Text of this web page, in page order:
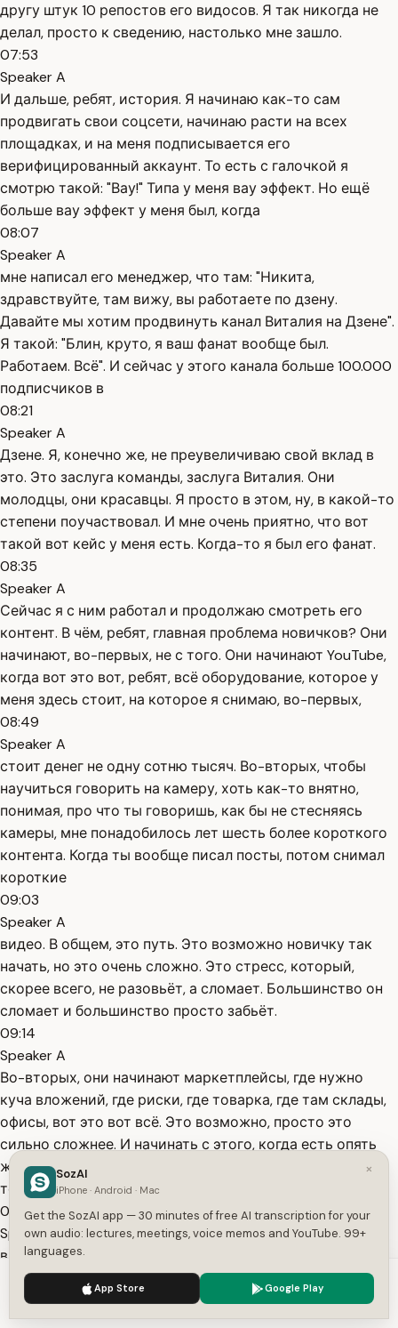
другу штук 10 репостов его видосов. Я так никогда не
делал, просто к сведению, настолько мне зашло.
07:53
Speaker A
И дальше, ребят, история. Я начинаю как-то сам
продвигать свои соцсети, начинаю расти на всех
площадках, и на меня подписывается его
верифицированный аккаунт. То есть с галочкой я
смотрю такой: "Вау!" Типа у меня вау эффект. Но ещё
больше вау эффект у меня был, когда
08:07
Speaker A
мне написал его менеджер, что там: "Никита,
здравствуйте, там вижу, вы работаете по дзену.
Давайте мы хотим продвинуть канал Виталия на Дзене".
Я такой: "Блин, круто, я ваш фанат вообще был.
Работаем. Всё". И сейчас у этого канала больше 100.000
подписчиков в
08:21
Speaker A
Дзене. Я, конечно же, не преувеличиваю свой вклад в
это. Это заслуга команды, заслуга Виталия. Они
молодцы, они красавцы. Я просто в этом, ну, в какой-то
степени поучаствовал. И мне очень приятно, что вот
такой вот кейс у меня есть. Когда-то я был его фанат.
08:35
Speaker A
Сейчас я с ним работал и продолжаю смотреть его
контент. В чём, ребят, главная проблема новичков? Они
начинают, во-первых, не с того. Они начинают YouTube,
когда вот это вот, ребят, всё оборудование, которое у
меня здесь стоит, на которое я снимаю, во-первых,
08:49
Speaker A
стоит денег не одну сотню тысяч. Во-вторых, чтобы
научиться говорить на камеру, хоть как-то внятно,
понимая, про что ты говоришь, как бы не стесняясь
камеры, мне понадобилось лет шесть более короткого
контента. Когда ты вообще писал посты, потом снимал
короткие
09:03
Speaker A
видео. В общем, это путь. Это возможно новичку так
начать, но это очень сложно. Это стресс, который,
скорее всего, не разовьёт, а сломает. Большинство он
сломает и большинство просто забьёт.
09:14
Speaker A
Во-вторых, они начинают маркетплейсы, где нужно
куча вложений, где риски, где товарка, где там склады,
офисы, вот это вот всё. Это возможно, просто это
сильно сложнее. И начинать с этого, когда есть опять
же лентарекомендаций, куча площадок, даже
текстовых, я просто не
09:28
Speaker A
вижу. Telegram с вложениями, тоже самое. Telegram -
прекрасная площадка, но она может быть только
второстепенной, потому что там нет ленты
рекомендаций. Telegram тебя не продвинет, поэтому
We use cookies to enhance your experience.
×
SozAI
iPhone · Android · Mac
Get the SozAI app — 30 minutes of free AI transcription for your
own audio: lectures, meetings, voice memos and YouTube. 99+
languages.
App Store Google Play